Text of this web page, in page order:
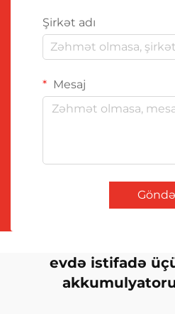
Şirkət adı
Mesaj
evdə istifadə